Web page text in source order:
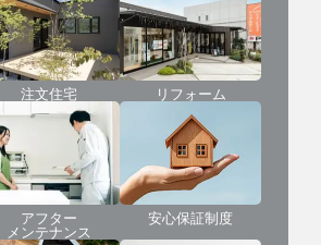
注文住宅 リフォーム
アフター
メンテナンス
安心保証制度